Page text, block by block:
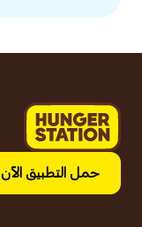
حمل التطبيق الآن